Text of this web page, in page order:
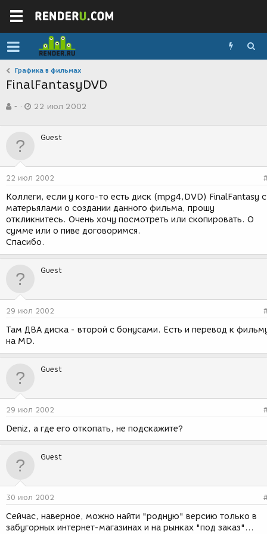
Графика в фильмах
FinalFantasyDVD
в
р
м
-
а
д
н
и
я
22 июл 2002
Guest
22 июл 2002
Коллеги, если у кого-то есть диск (mpg4,DVD) FinalFantasy с
матерьялами о создании данного фильма, прошу
откликнитесь. Очень хочу посмотреть или скопировать. О
сумме или о пиве договоримся.
Спасибо.
Guest
29 июл 2002
Там ДВА диска - второй с бонусами. Есть и перевод к
на MD.
Guest
29 июл 2002
Deniz, а где его откопать, не подскажите?
Guest
30 июл 2002
Сейчас, наверное, можно найти "родную" версию только в
забугорных интернет-магазинах и на рынках "под заказ"...